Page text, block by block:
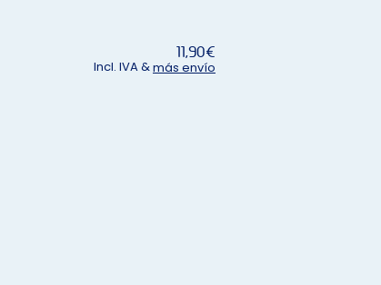
11,90€
Incl. IVA &más envío